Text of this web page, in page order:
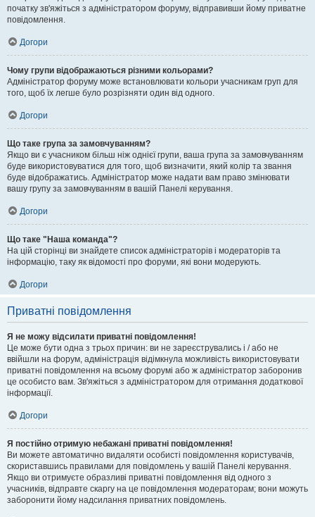
початку зв'яжіться з адміністратором форуму, відправивши йому приватне
повідомлення.
Догори
Чому групи відображаються різними кольорами?
Адміністратор форуму може встановлювати кольори учасникам груп для
того, щоб їх легше було розрізняти один від одного.
Догори
Що таке група за замовчуванням?
Якщо ви є учасником більш ніж однієї групи, ваша група за замовчуванням
буде використовуватися для того, щоб визначити, який колір та звання
буде відображатись. Адміністратор може надати вам право змінювати
вашу групу за замовчуванням в вашій Панелі керування.
Догори
Що таке "Наша команда"?
На цій сторінці ви знайдете список адміністраторів і модераторів та
інформацію, таку як відомості про форуми, які вони модерують.
Догори
Приватні повідомлення
Я не можу відсилати приватні повідомлення!
Це може бути одна з трьох причин: ви не зареєструвались і / або не
ввійшли на форум, адміністрація відімкнула можливість використовувати
приватні повідомлення на всьому форумі або ж адміністратор заборонив
це особисто вам. Зв'яжіться з адміністратором для отримання додаткової
інформації.
Догори
Я постійно отримую небажані приватні повідомлення!
Ви можете автоматично видаляти особисті повідомлення користувачів,
скориставшись правилами для повідомлень у вашій Панелі керування.
Якщо ви отримуєте образливі приватні повідомлення від одного з
учасників, відправте скаргу на це повідомлення модераторам; вони можуть
заборонити йому надсилання приватних повідомлень.